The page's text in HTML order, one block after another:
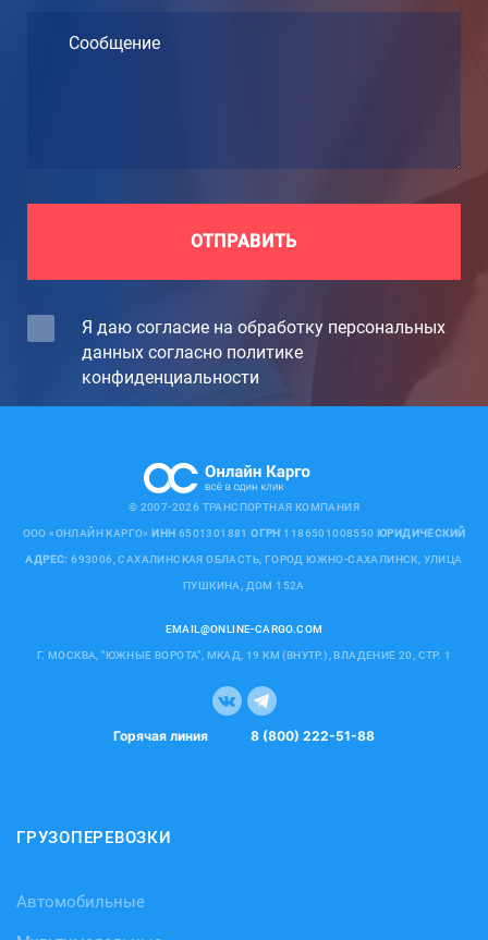
Сообщение
ОТПРАВИТЬ
Я даю согласие на обработку персональных
данных согласно политике
конфиденциальности
© 2007-2026 ТРАНСПОРТНАЯ КОМПАНИЯ
ООО «ОНЛАЙН КАРГО» ИНН 6501301881ОГРН 1186501008550 ЮРИДИЧЕСКИЙ
АДРЕС: 693006, САХАЛИНСКАЯ ОБЛАСТЬ, ГОРОД ЮЖНО-САХАЛИНСК, УЛИЦА
ПУШКИНА, ДОМ 152А
EMAIL@ONLINE-CARGO.COM
Г. МОСКВА, "ЮЖНЫЕ ВОРОТА", МКАД, 19 КМ (ВНУТР.), ВЛАДЕНИЕ 20, СТР. 1
Горячая линия 8 (800) 222-51-88
ГРУЗОПЕРЕВОЗКИ
Автомобильные